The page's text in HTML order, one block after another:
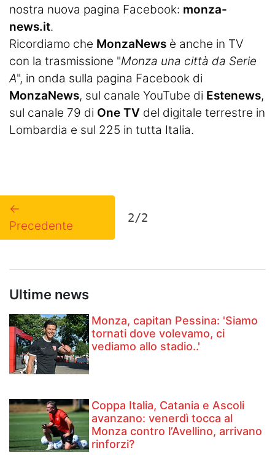
nostra nuova pagina Facebook: monza-
news.it.
Ricordiamo che MonzaNews è anche in TV
con la trasmissione "Monza una città da Serie
A", in onda sulla pagina Facebook di
MonzaNews, sul canale YouTube di Estenews,
sul canale 79 di One TV del digitale terrestre in
Lombardia e sul 225 in tutta Italia.
←
Precedente
2/2
Ultime news
Monza, capitan Pessina: 'Siamo
tornati dove volevamo, ci
vediamo allo stadio..'
Coppa Italia, Catania e Ascoli
avanzano: venerdì tocca al
Monza contro l’Avellino, arrivano
rinforzi?